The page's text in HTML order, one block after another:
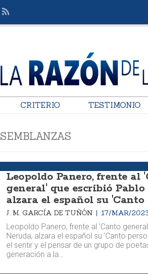
CRITERIO TESTIMONIO
SEMBLANZAS
Leopoldo Panero, frente al
general' que escribió Pablo
alzara el español su 'Canto
J. M. GARCÍA DE TUÑÓN 17/MAR/
Leopoldo Panero, frente al 'Canto
Neruda, alzara el español su 'Canto
el sentir y el pensar de un grupo de
generación a la…